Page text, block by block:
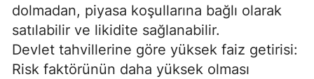
dolmadan, piyasa koşullarına bağlı olarak
satılabilir ve likidite sağlanabilir.
Devlet tahvillerine göre yüksek faiz getirisi:
Risk faktörünün daha yüksek olması